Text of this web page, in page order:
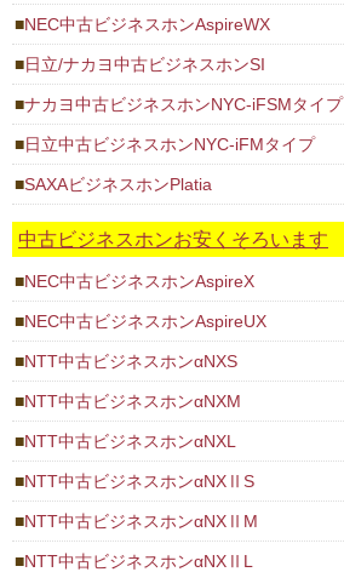
NEC中古ビジネスホンAspireWX
日立/ナカヨ中古ビジネスホンSI
ナカヨ中古ビジネスホンNYC-iFSMタイプ
日立中古ビジネスホンNYC-iFMタイプ
SAXAビジネスホンPlatia
中古ビジネスホンお安くそろいます
NEC中古ビジネスホンAspireX
NEC中古ビジネスホンAspireUX
NTT中古ビジネスホンαNXS
NTT中古ビジネスホンαNXM
NTT中古ビジネスホンαNXL
NTT中古ビジネスホンαNXⅡS
NTT中古ビジネスホンαNXⅡM
NTT中古ビジネスホンαNXⅡL